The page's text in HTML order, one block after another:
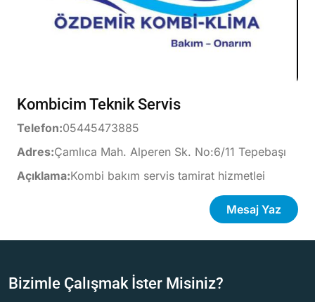
Kombicim Teknik Servis
Telefon:05445473885
Adres:Çamlıca Mah. Alperen Sk. No:6/11 Tepebaşı
Açıklama:Kombi bakım servis tamirat hizmetlei
Mesaj Yaz
Bizimle Çalışmak İster Misiniz?